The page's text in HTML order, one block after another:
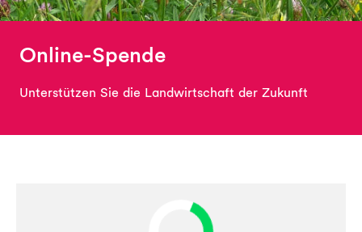
Aktuelles
Online-Spende
Unterstützen Sie die Landwirtschaft der Zukunft